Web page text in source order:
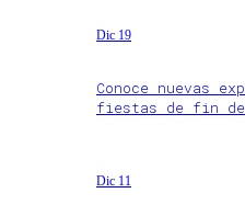
Dic 19
Conoce nuevas
fiestas de fin de
Dic 11